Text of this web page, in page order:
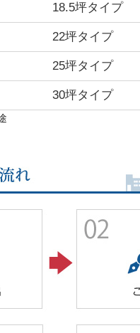
18.5坪タイプ
22坪タイプ
25坪タイプ
30坪タイプ